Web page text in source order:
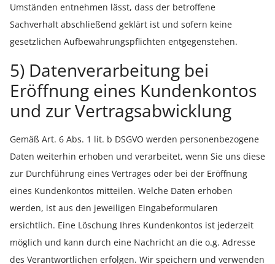
Umständen entnehmen lässt, dass der betroffene
Sachverhalt abschließend geklärt ist und sofern keine
gesetzlichen Aufbewahrungspflichten entgegenstehen.
5) Datenverarbeitung bei
Eröffnung eines Kundenkontos
und zur Vertragsabwicklung
Gemäß Art. 6 Abs. 1 lit. b DSGVO werden personenbezogene
Daten weiterhin erhoben und verarbeitet, wenn Sie uns diese
zur Durchführung eines Vertrages oder bei der Eröffnung
eines Kundenkontos mitteilen. Welche Daten erhoben
werden, ist aus den jeweiligen Eingabeformularen
ersichtlich. Eine Löschung Ihres Kundenkontos ist jederzeit
möglich und kann durch eine Nachricht an die o.g. Adresse
des Verantwortlichen erfolgen. Wir speichern und verwenden